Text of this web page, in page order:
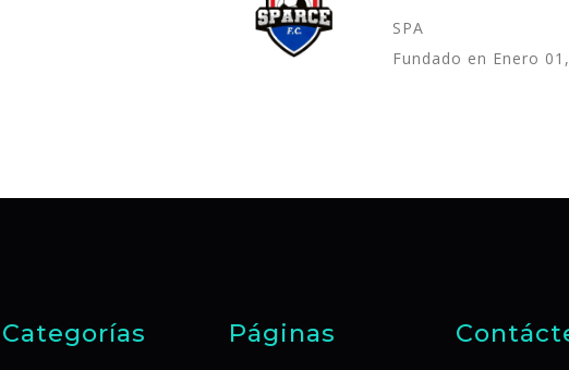
SPA
Fundado en Enero
Categorías Páginas